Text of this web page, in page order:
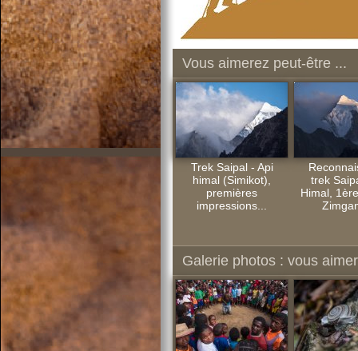
Vous aimerez peut-être ...
Trek Saipal - Api
himal (Simikot),
premières
impressions...
trek
Himal,
Galerie photos : vous